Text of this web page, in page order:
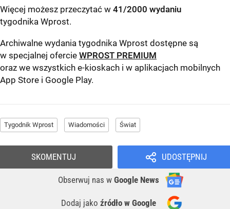
Więcej możesz przeczytać w 41/2000 wydaniu
tygodnika Wprost.
Archiwalne wydania tygodnika Wprost dostępne są
w specjalnej ofercie WPROST PREMIUM
oraz we wszystkich e-kioskach i w aplikacjach mobilnych
App Store i Google Play.
Tygodnik Wprost Wiadomości Świat
UDOSTĘPNIJ
Obserwuj nas w Google News
Dodaj jako źródło w Google
SKOMENTUJ